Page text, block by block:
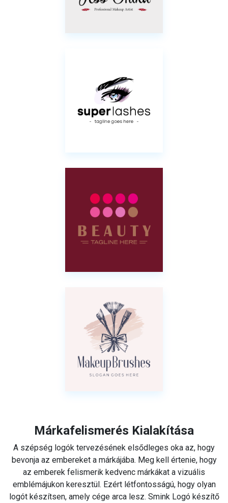
Márkafelismerés Kialakítása
A szépség logók tervezésének elsődleges oka az, hogy
bevonja az embereket a márkájába. Meg kell értenie, hogy
az emberek felismerik kedvenc márkákat a vizuális
emblémájukon keresztül. Ezért létfontosságú, hogy olyan
logót készítsen, amely cége arca lesz. Smink Logó készítő